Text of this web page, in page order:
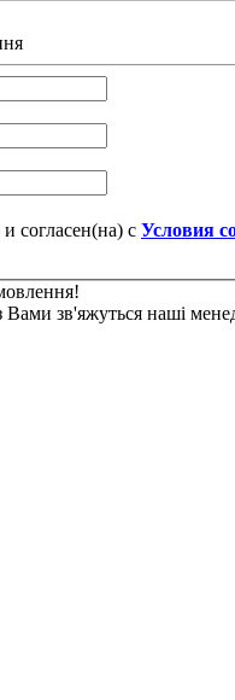
согласен(на) с Условия
зв'яжуться наші